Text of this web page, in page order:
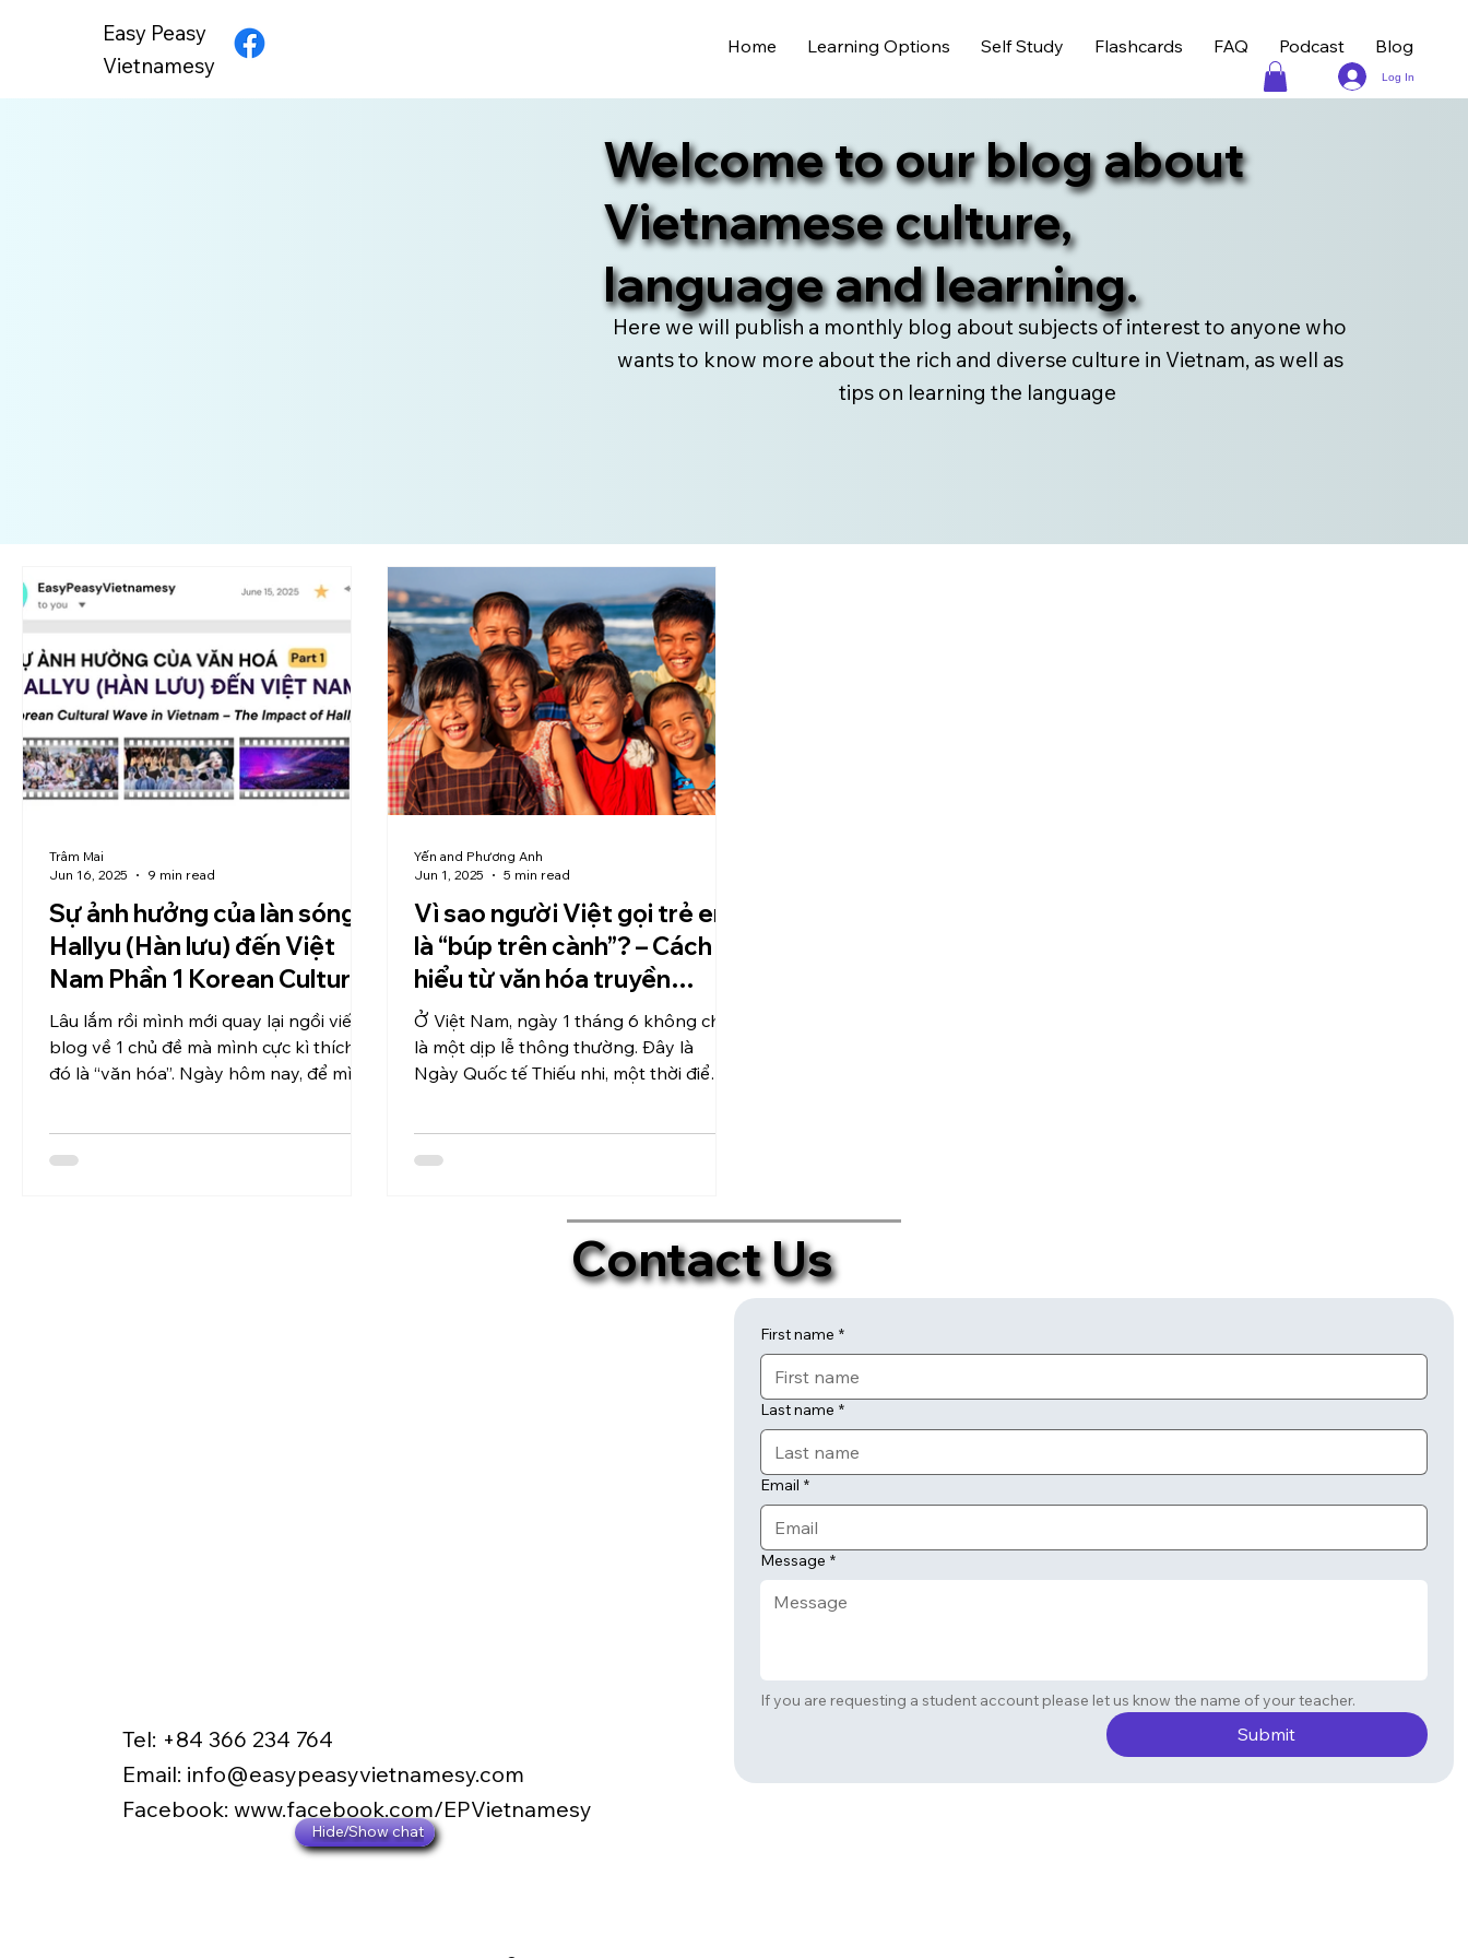
Easy Peasy
Vietnamesy
Home Learning Options Self Study Flashcards FAQ Podcast Blog
Log In
Welcome to our blog about
Vietnamese culture,
language and learning.
Here we will publish a monthly blog about subjects of interest to anyone who
wants to know more about the rich and diverse culture in Vietnam, as well as
tips on learning the language
Sự ảnh hưởng của làn sóng
Hallyu (Hàn lưu) đến Việt
Nam Phần 1 Korean Cultural
Wave in Vietnam – The
Impact of Hallyu Part 1
Lâu lắm rồi mình mới quay lại ngồi viết
blog về 1 chủ đề mà mình cực kì thích,
đó là “văn hóa”. Ngày hôm nay, để mình
Trâm Mai
Jun 16, 2025
9 min read
Vì sao người Việt gọi trẻ em
là “búp trên cành”? – Cách
hiểu từ văn hóa truyền
thống
Ở Việt Nam, ngày 1 tháng 6 không chỉ
là một dịp lễ thông thường. Đây là
Ngày Quốc tế Thiếu nhi, một thời điểm
Yến and Phương Anh
Jun 1, 2025
5 min read
Tel: +84 366 234 764
​Email: info@easypeasyvietnamesy.com
​Facebook:www.facebook.com/EPVietnamesy
Hide/Show chat
First name *
Last name *
Email *
Message *
Submit
Contact Us